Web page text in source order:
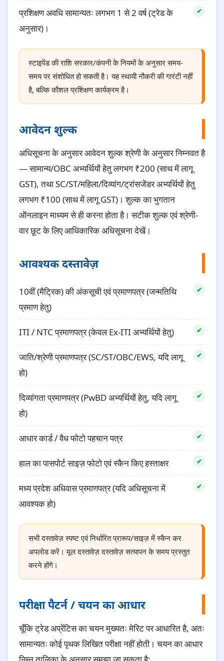
प्रशिक्षण अवधि सामान्यतः लगभग 1 से 2 वर्ष (ट्रेड के
अनुसार)।
स्टाइपेंड की राशि सरकार/कंपनी के नियमों के अनुसार समय-
समय पर संशोधित हो सकती है। यह स्थायी नौकरी की गारंटी नहीं
है, बल्कि कौशल प्रशिक्षण कार्यक्रम है।
आवेदन शुल्क
अधिसूचना के अनुसार आवेदन शुल्क श्रेणी के अनुसार निम्नवत है
— सामान्य/OBC अभ्यर्थियों हेतु लगभग ₹200 (साथ में लागू
GST), तथा SC/ST/महिला/दिव्यांग/ट्रांसजेंडर अभ्यर्थियों हेतु
लगभग ₹100 (साथ में लागू GST)। शुल्क का भुगतान
ऑनलाइन माध्यम से ही करना होता है। सटीक शुल्क एवं श्रेणी-
वार छूट के लिए आधिकारिक अधिसूचना देखें।
आवश्यक दस्तावेज़
10वीं (मैट्रिक) की अंकसूची एवं प्रमाणपत्र (जन्मतिथि
प्रमाण हेतु)
ITI / NTC प्रमाणपत्र (केवल Ex-ITI अभ्यर्थियों हेतु)
जाति/श्रेणी प्रमाणपत्र (SC/ST/OBC/EWS, यदि लागू
हो)
दिव्यांगता प्रमाणपत्र (PwBD अभ्यर्थियों हेतु, यदि लागू
हो)
आधार कार्ड / वैध फोटो पहचान पत्र
हाल का पासपोर्ट साइज़ फोटो एवं स्कैन किए हस्ताक्षर
मध्य प्रदेश अधिवास प्रमाणपत्र (यदि अधिसूचना में
आवश्यक हो)
सभी दस्तावेज़ स्पष्ट एवं निर्धारित प्रारूप/साइज़ में स्कैन कर
अपलोड करें। मूल दस्तावेज़ दस्तावेज़ सत्यापन के समय प्रस्तुत
करने होंगे।
परीक्षा पैटर्न / चयन का आधार
चूँकि ट्रेड अप्रेंटिस का चयन मुख्यतः मेरिट पर आधारित है, अतः
सामान्यतः कोई पृथक लिखित परीक्षा नहीं होती। चयन का आधार